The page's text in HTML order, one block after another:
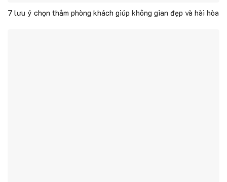
7 lưu ý chọn thảm phòng khách giúp không gian đẹp và hài hòa